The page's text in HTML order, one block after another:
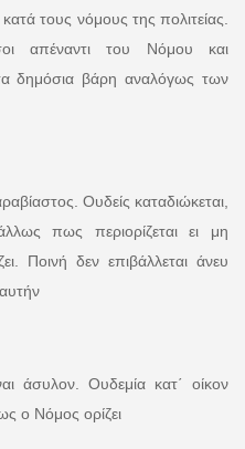
τους νόμους της πολιτείας.
απέναντι του Νόμου και
τα δημόσια βάρη αναλόγως των
Ουδείς καταδιώκεται,
πως περιορίζεται ει μη
Ποινή δεν επιβάλλεται άνευ
άσυλον. Ουδεμία κατ΄ οίκον
ο Νόμος ορίζει